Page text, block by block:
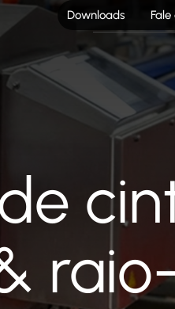
Downloads Fale